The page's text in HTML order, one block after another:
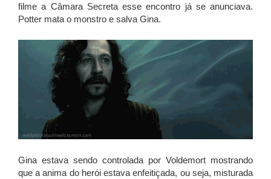
filme a Câmara Secreta esse encontro já se anunciava.
Potter mata o monstro e salva Gina.
Gina estava sendo controlada por Voldemort mostrando
que a anima do herói estava enfeitiçada, ou seja, misturada